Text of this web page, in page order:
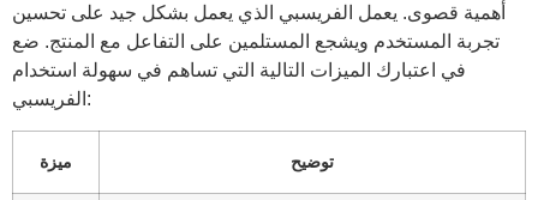
أهمية قصوى. يعمل الفريسبي الذي يعمل بشكل جيد على تحسين
تجربة المستخدم ويشجع المستلمين على التفاعل مع المنتج. ضع
في اعتبارك الميزات التالية التي تساهم في سهولة استخدام
الفريسبي:
ميزة توضيح